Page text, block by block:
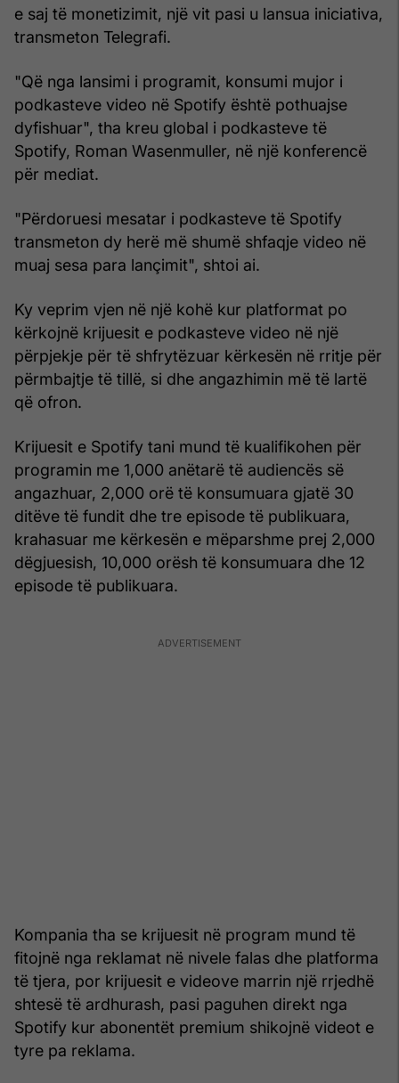
e saj të monetizimit, një vit pasi u lansua iniciativa,
transmeton Telegrafi.
"Që nga lansimi i programit, konsumi mujor i
podkasteve video në Spotify është pothuajse
dyfishuar", tha kreu global i podkasteve të
Spotify, Roman Wasenmuller, në një konferencë
për mediat.
"Përdoruesi mesatar i podkasteve të Spotify
transmeton dy herë më shumë shfaqje video në
muaj sesa para lançimit", shtoi ai.
Ky veprim vjen në një kohë kur platformat po
kërkojnë krijuesit e podkasteve video në një
përpjekje për të shfrytëzuar kërkesën në rritje për
përmbajtje të tillë, si dhe angazhimin më të lartë
që ofron.
Krijuesit e Spotify tani mund të kualifikohen për
programin me 1,000 anëtarë të audiencës së
angazhuar, 2,000 orë të konsumuara gjatë 30
ditëve të fundit dhe tre episode të publikuara,
krahasuar me kërkesën e mëparshme prej 2,000
dëgjuesish, 10,000 orësh të konsumuara dhe 12
episode të publikuara.
Kompania tha se krijuesit në program mund të
fitojnë nga reklamat në nivele falas dhe platforma
të tjera, por krijuesit e videove marrin një rrjedhë
shtesë të ardhurash, pasi paguhen direkt nga
Spotify kur abonentët premium shikojnë videot e
tyre pa reklama.